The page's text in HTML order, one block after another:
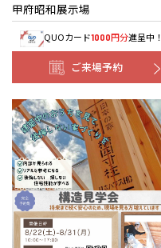
甲府昭和展示場
QUOカード1000円分進呈中！
ご来場予約